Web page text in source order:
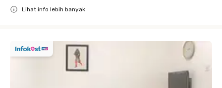
Lihat info lebih banyak